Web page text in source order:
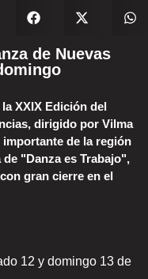
de Nuevas
XXIX Edición del
dirigido por Vilma
de la región
"Danza es Trabajo",
gran cierre en el
12 y domingo 13 de